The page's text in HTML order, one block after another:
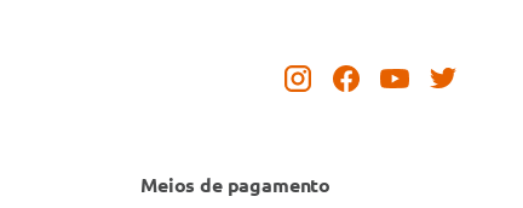
Meios de pagamento